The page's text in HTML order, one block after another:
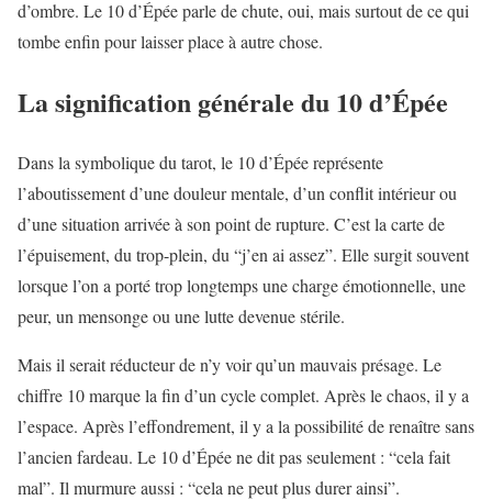
d’ombre. Le 10 d’Épée parle de chute, oui, mais surtout de ce qui
tombe enfin pour laisser place à autre chose.
La signification générale du 10 d’Épée
Dans la symbolique du tarot, le 10 d’Épée représente
l’aboutissement d’une douleur mentale, d’un conflit intérieur ou
d’une situation arrivée à son point de rupture. C’est la carte de
l’épuisement, du trop-plein, du “j’en ai assez”. Elle surgit souvent
lorsque l’on a porté trop longtemps une charge émotionnelle, une
peur, un mensonge ou une lutte devenue stérile.
Mais il serait réducteur de n’y voir qu’un mauvais présage. Le
chiffre 10 marque la fin d’un cycle complet. Après le chaos, il y a
l’espace. Après l’effondrement, il y a la possibilité de renaître sans
l’ancien fardeau. Le 10 d’Épée ne dit pas seulement : “cela fait
mal”. Il murmure aussi : “cela ne peut plus durer ainsi”.